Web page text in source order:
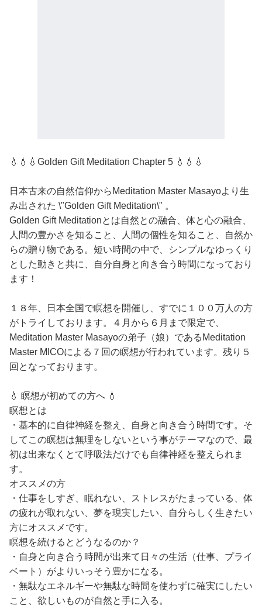
💧💧💧Golden Gift Meditation Chapter 5 💧💧💧
日本古来の自然信仰からMeditation Master Masayoより生
み出された \"Golden Gift Meditation\" 。
Golden Gift Meditationとは自然との融合、体と心の融合、
人間の豊かさを知ること、人間の個性を知ること、自然か
らの贈り物である。短い時間の中で、シンプルなゆっくり
とした動きと共に、自分自身と向き合う時間になっており
ます！
１８年、日本全国で瞑想を開催し、すでに１００万人の方
がトライしております。４月から６月まで限定で、
Meditation Master Masayoの弟子（娘）であるMeditation
Master MICOによる７回の瞑想が行われています。残り５
回となっております。
💧 瞑想が初めての方へ 💧
瞑想とは
・基本的に自律神経を整え、自身と向き合う時間です。そ
してこの瞑想は無理をしないという事がテーマなので、最
初は出来なくとて呼吸法だけでも自律神経を整えられま
す。
オススメの方
・仕事をしすぎ、眠れない、ストレスがたまっている、体
の疲れが取れない、夢を現実したい、自分らしく生きたい
方にオススメです。
瞑想を続けるとどうなるのか？
・自身と向き合う時間が出来て日々の生活（仕事、プライ
ベート）がよりいっそう豊かになる。
・無駄なエネルギーや無駄な時間を使わずに確実にしたい
こと、欲しいものが自然と手に入る。